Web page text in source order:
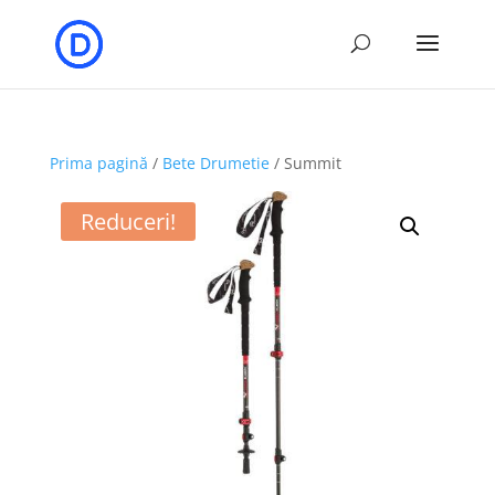
Prima pagină / Bete Drumetie/ Summit
Reduceri!